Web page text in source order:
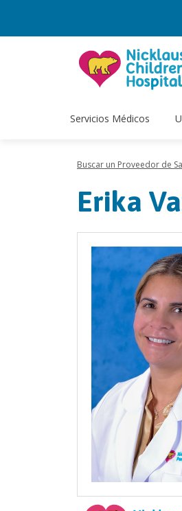
Servicios Médicos
Buscar un Proveedor de
Erika